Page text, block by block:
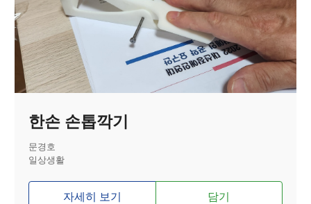
한손 손톱깍기
문경호
일상생활
자세히 보기 담기